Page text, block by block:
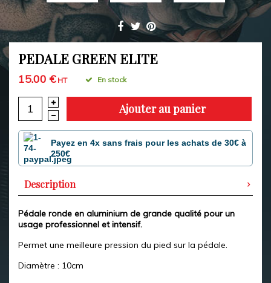
PEDALE GREEN ELITE
15.00 €HT En stock
Ajouter au panier
Payez en 4x sans frais pour les achats de 30€ à
250€
Description
Pédale ronde en aluminium de grande qualité pour un
usage professionnel et intensif.
Permet une meilleure pression du pied sur la pédale.
Diamètre : 10cm